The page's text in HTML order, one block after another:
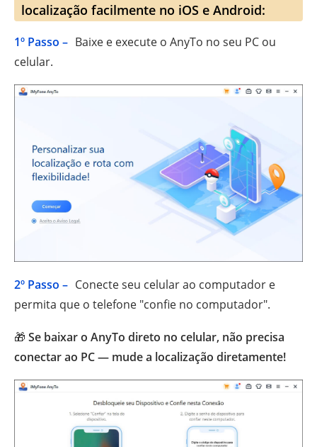
localização facilmente no iOS e Android:
1º Passo – Baixe e execute o AnyTo no seu PC ou
celular.
2º Passo – Conecte seu celular ao computador e
permita que o telefone "confie no computador".
🎁 Se baixar o AnyTo direto no celular, não precisa
conectar ao PC — mude a localização diretamente!